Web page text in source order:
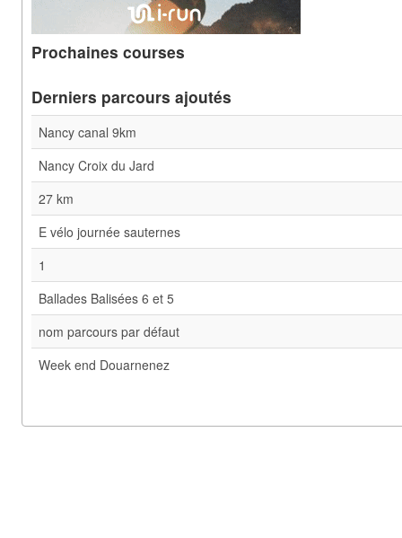
Prochaines courses
Derniers parcours ajoutés
Nancy canal 9km
Nancy Croix du Jard
27 km
E vélo journée sauternes
1
Ballades Balisées 6 et 5
nom parcours par défaut
Week end Douarnenez